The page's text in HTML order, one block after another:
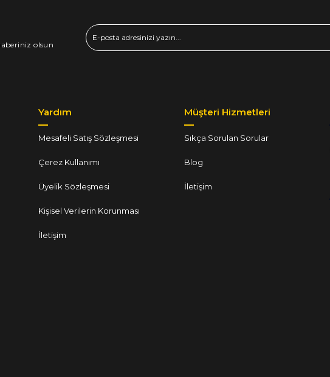
olsun
Yardım
Mesafeli Satış Sözleşmesi
Çerez Kullanımı
Üyelik Sözleşmesi
Kişisel Verilerin Korunması
İletişim
Müşteri Hizmetleri
Sıkça Sorulan Sorular
Blog
İletişim